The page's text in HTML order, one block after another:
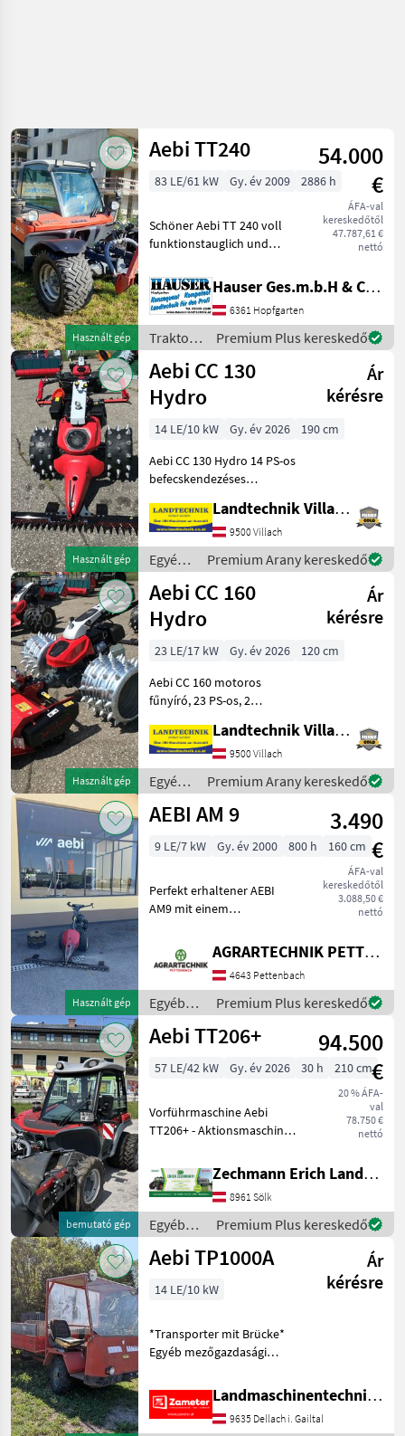
Használt gép
Aebi TT240
54.000
€
ÁFA-val
kereskedőtől
47.787,61 €
nettó
83 LE/61 kW Gy. év 2009 2886 h
Schöner Aebi TT 240 voll
funktionstauglich und
Service inkl. hydrualischem
Oberlenker und
Weistedreieck.
serienmäßige Ausführung *
ca
Hauser Ges.m.b.H & Co.KG
6361 Hopfgarten
Traktorok
/ Aebi
Premium Plus kereskedő
Használt gép
Aebi CC 130
Hydro
Ár
kérésre
14 LE/10 kW Gy. év 2026
190 cm
Aebi CC 130 Hydro 14 PS-os
befecskendezéses
nagyobb nyomatékkal,
mint az elődmodell,
elektromos
sebességváltóval a fiatalok
és idősek kényelméért,
Landtechnik Villach GmbH
9500 Villach
Egyéb
mezőgazdasági
erőgépek
/ Aebi
Premium Arany kereskedő
Használt gép
Aebi CC 160
Hydro
Ár
kérésre
23 LE/17 kW Gy. év 2026
120 cm
Aebi CC 160 motoros
fűnyíró, 23 PS-os, 2
motorral és elektromos
indítóval, új kialakítású HMI
Premium grafikus
kijelzővel, beállítási és fe
Landtechnik Villach GmbH
9500 Villach
Egyéb
mezőgazdasági
erőgépek
Premium Arany kereskedő
Használt gép
AEBI AM 9
3.490
€
ÁFA-val
kereskedőtől
3.088,50 €
nettó
9 LE/7 kW Gy. év 2000 800 h 160 cm
Perfekt erhaltener AEBI
AM9 mit einem
sofort Einsatzbereit
inklusive Gitterräder zu den
Gummiräder 4x
Ersatzmesser sind dabei
motor-típus:
AGRARTECHNIK PETTENBACH GMBH
4643 Pettenbach
Egyéb
mezőgazdasági
erőgépek
Premium Plus kereskedő
bemutató gép
Aebi TT206+
94.500
€
20 % ÁFA-
val
78.750 €
nettó
57 LE/42 kW Gy. év 2026 30 h 210 cm
Vorführmaschine Aebi
TT206+ - Aktionsmaschine -
stufenloser hydrostatischer
Fahrantrieb - Kabine mit
Klimaanlage und Heizung -
3x DW vorn
Zechmann Erich Landmaschinen-Portalbau
8961 Sölk
Egyéb
mezőgazdasági
erőgépek
Premium Plus kereskedő
Aebi TP1000A
Ár
kérésre
14 LE/10 kW
*Transporter mit Brücke*
Egyéb mezőgazdasági
motorkocsi
Landmaschinentechnik Zameter Petra
9635 Dellach i. Gailtal